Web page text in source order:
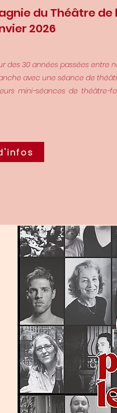
du Théâtre de
2026
des 30 années passées entre
avec une séance de
mini-séances de